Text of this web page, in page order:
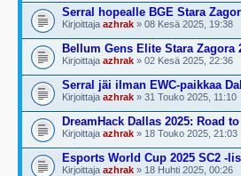
Serral hopealle BGE Stara
Kirjoittaja azhrak » 08 Kesä 2025, 19:38
Bellum Gens Elite Stara Zagora
Kirjoittaja azhrak » 02 Kesä 2025, 22:36
Serral jäi ilman EWC-paikkaa
Kirjoittaja azhrak » 31 Touko 2025, 11:10
DreamHack Dallas 2025: Road to
Kirjoittaja azhrak » 18 Touko 2025, 21:03
Esports World Cup 2025 SC2 -
Kirjoittaja azhrak » 18 Huhti 2025, 00:26